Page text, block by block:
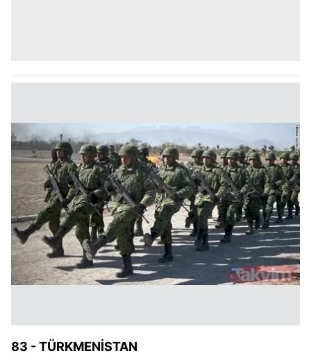
83 - TÜRKMENİSTAN